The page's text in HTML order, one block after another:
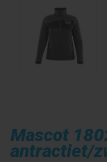
Mascot
antractiet/